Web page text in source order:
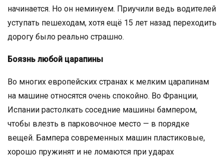
начинается. Но он неминуем. Приучили ведь водителей
уступать пешеходам, хотя ещё 15 лет назад переходить
дорогу было реально страшно.
Боязнь любой царапины
Во многих европейских странах к мелким царапинам
на машине относятся очень спокойно. Во Франции,
Испании растолкать соседние машины бампером,
чтобы влезть в парковочное место — в порядке
вещей. Бампера современных машин пластиковые,
хорошо пружинят и не ломаются при ударах